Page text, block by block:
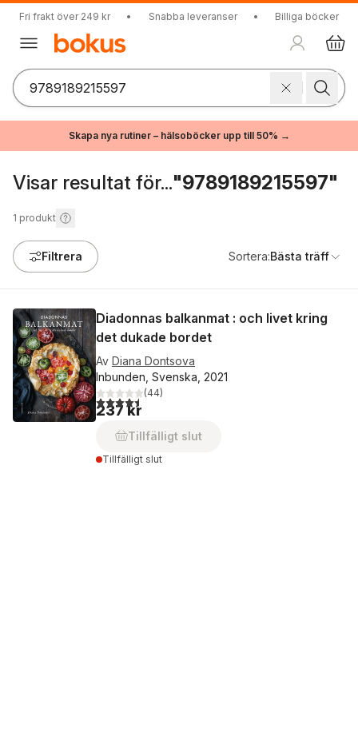
Fri frakt över 249 kr • Snabba leveranser • Billiga böcker
Skapa nya rutiner – hälsoböcker upp till 50% →
Visar resultat för..."9789189215597"
1 produkt
Filtrera Sortera:Bästa träff
Diadonnas balkanmat : och livet kring
det dukade bordet
Av Diana Dontsova
Inbunden, Svenska, 2021
4,5utav 5 stjärnor. Totalt antal röster:
(44)
237 kr
Tillfälligt slut
Tillfälligt slut